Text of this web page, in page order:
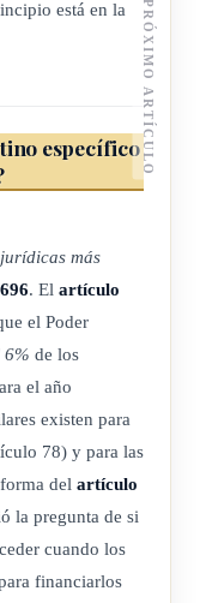
está en la
específico
más
. El artículo
el Poder
6% de los
el año
existen para
78) y para las
del artículo
la pregunta de si
cuando los
financiarlos
PRÓXIMO ARTÍCULO